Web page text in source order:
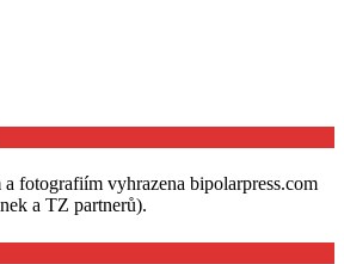
fotografiím vyhrazena bipolarpress.com
a TZ partnerů).